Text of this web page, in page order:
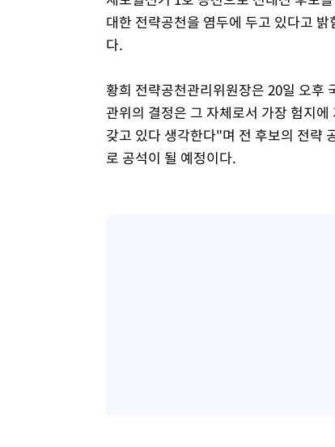
대한 전략공천을 염두에 두고 있다고
다.
황희 전략공천관리위원장은 20일 오후
관위의 결정은 그 자체로서 가장 험지
갖고 있다 생각한다"며 전 후보의 전략
로 공석이 될 예정이다.